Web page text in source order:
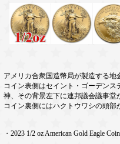
アメリカ合衆国造幣局が製造する地
コイン表側はセイント・ゴーデン
神、その背景左下に連邦議会議事
コイン裏側にはハクトウワシの頭部
・2023 1/2 oz American Gold Eagle